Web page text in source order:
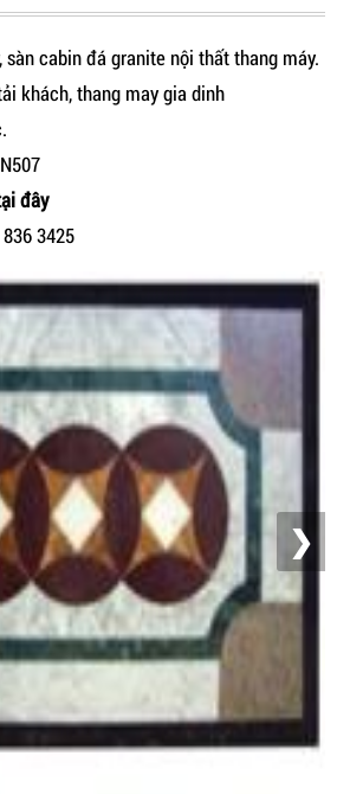
sàn cabin đá granite nội thất thang máy.
khách, thang may gia dinh
đây
3425
❯